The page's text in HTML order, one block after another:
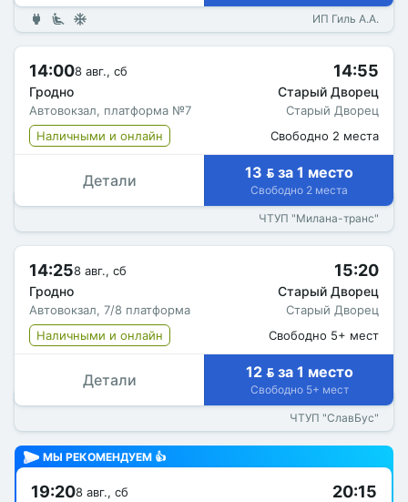
ИП Гиль А.А.
14:008 авг., сб
Гродно
Автовокзал, платформа №7
14:55
Старый Дворец
Старый Дворец
Наличными и онлайн
Свободно 2 места
Детали 13  за 1 место
Свободно 2 места
ЧТУП "Милана-транс"
14:258 авг., сб
Гродно
Автовокзал, 7/8 платформа
15:20
Старый Дворец
Старый Дворец
Наличными и онлайн
Свободно 5+ мест
Детали 12  за 1 место
Свободно 5+ мест
ЧТУП "СлавБус"
МЫ РЕКОМЕНДУЕМ 👍
19:208 авг., сб 20:15